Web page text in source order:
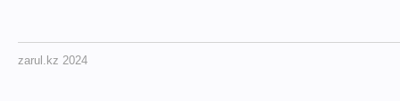
zarul.kz 2024